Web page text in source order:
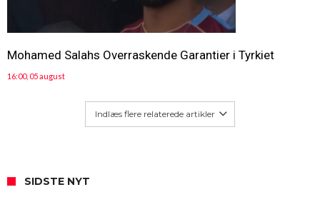
Mohamed Salahs Overraskende Garantier i Tyrkiet
16:00, 05 august
Indlæs flere relaterede artikler
SIDSTE NYT